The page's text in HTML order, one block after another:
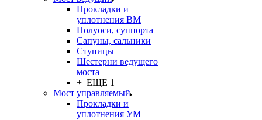
Прокладки и
уплотнения ВМ
Полуоси, суппорта
Сапуны, сальники
Ступицы
Шестерни ведущего
моста
+ ЕЩЕ 1
Мост управляемый
Прокладки и
уплотнения УМ